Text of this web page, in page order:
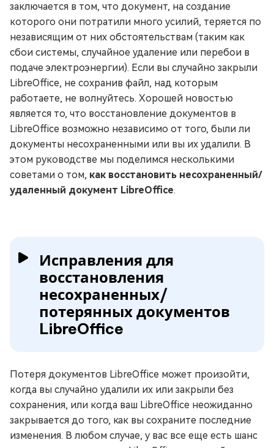
заключается в том, что документ, на создание
которого они потратили много усилий, теряется по
независящим от них обстоятельствам (таким как
сбои системы, случайное удаление или перебои в
подаче электроэнергии). Если вы случайно закрыли
LibreOffice, не сохранив файл, над которым
работаете, не волнуйтесь. Хорошей новостью
является то, что восстановление документов в
LibreOffice возможно независимо от того, были ли
документы несохраненными или вы их удалили. В
этом руководстве мы поделимся несколькими
советами о том, как восстановить несохраненный/
удаленный документ LibreOffice.
Исправления для
восстановления
несохраненных/
потерянных документов
LibreOffice
Потеря документов LibreOffice может произойти,
когда вы случайно удалили их или закрыли без
сохранения, или когда ваш LibreOffice неожиданно
закрывается до того, как вы сохраните последние
изменения. В любом случае, у вас все еще есть шанс